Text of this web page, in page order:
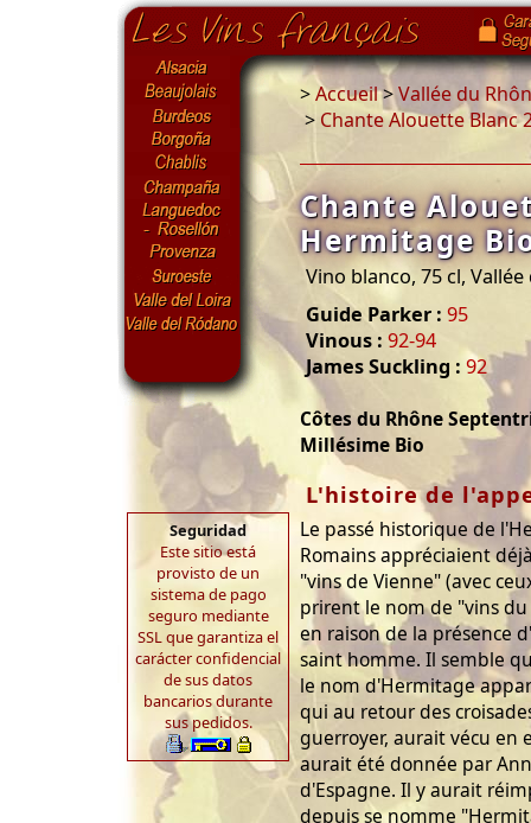
Seguridad
Este sitio está
provisto de un
sistema de pago
seguro mediante
SSL que garantiza el
carácter confidencial
de sus datos
bancarios durante
sus pedidos.
>Accueil>Vallée du
> Chante Alouette Blanc
Chante
Hermitage
Vino blanco, 75 cl,
Guide Parker : 95
Vinous : 92-94
James Suckling : 92
Côtes du Rhône
Millésime Bio
L'histoire de
Le passé historique de
Romains appréciaient
"vins de Vienne" (avec
prirent le nom de "vins
en raison de la présence
saint homme. Il semble
le nom d'Hermitage
qui au retour des
guerroyer, aurait vécu en
aurait été donnée par
d'Espagne. Il y aurait
depuis se nomme